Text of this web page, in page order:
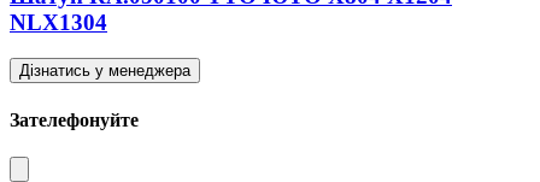
NLX1304
Дізнатись у менеджера
Зателефонуйте